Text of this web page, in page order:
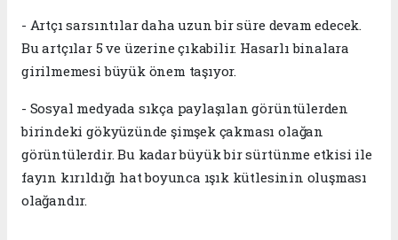
- Artçı sarsıntılar daha uzun bir süre devam edecek.
Bu artçılar 5 ve üzerine çıkabilir. Hasarlı binalara
girilmemesi büyük önem taşıyor.
- Sosyal medyada sıkça paylaşılan görüntülerden
birindeki gökyüzünde şimşek çakması olağan
görüntülerdir. Bu kadar büyük bir sürtünme etkisi ile
fayın kırıldığı hat boyunca ışık kütlesinin oluşması
olağandır.